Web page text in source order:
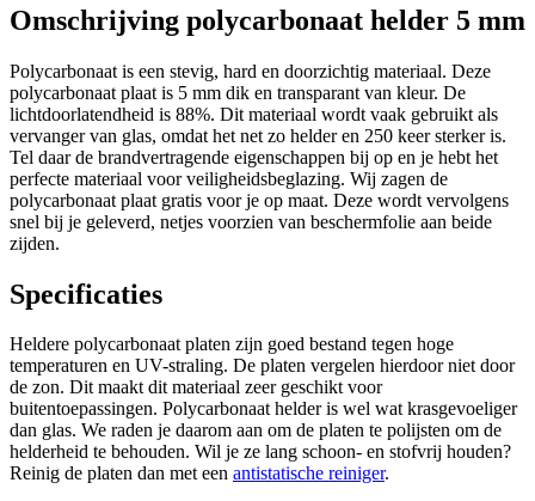
Omschrijving polycarbonaat helder 5 mm
Polycarbonaat is een stevig, hard en doorzichtig materiaal. Deze
polycarbonaat plaat is 5 mm dik en transparant van kleur. De
lichtdoorlatendheid is 88%. Dit materiaal wordt vaak gebruikt als
vervanger van glas, omdat het net zo helder en 250 keer sterker is.
Tel daar de brandvertragende eigenschappen bij op en je hebt het
perfecte materiaal voor veiligheidsbeglazing. Wij zagen de
polycarbonaat plaat gratis voor je op maat. Deze wordt vervolgens
snel bij je geleverd, netjes voorzien van beschermfolie aan beide
zijden.
Specificaties
Heldere polycarbonaat platen zijn goed bestand tegen hoge
temperaturen en UV-straling. De platen vergelen hierdoor niet door
de zon. Dit maakt dit materiaal zeer geschikt voor
buitentoepassingen. Polycarbonaat helder is wel wat krasgevoeliger
dan glas. We raden je daarom aan om de platen te polijsten om de
helderheid te behouden. Wil je ze lang schoon- en stofvrij houden?
Reinig de platen dan met een antistatische reiniger.